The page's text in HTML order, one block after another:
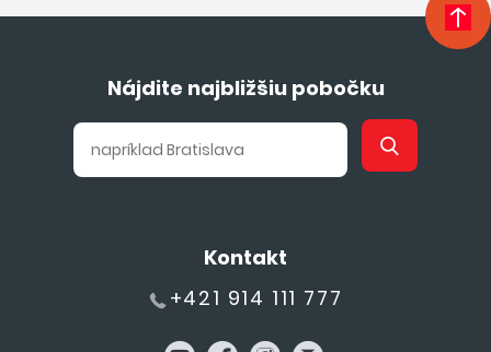
Nájdite najbližšiu pobočku
Kontakt
+421 914 111 777